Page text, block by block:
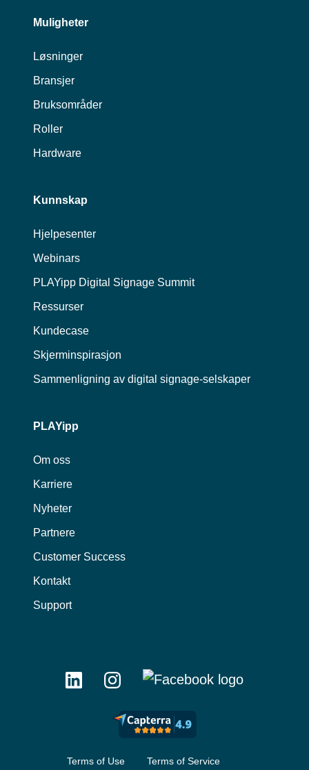
Muligheter
Løsninger
Bransjer
Bruksområder
Roller
Hardware
Kunnskap
Hjelpesenter
Webinars
PLAYipp Digital Signage Summit
Ressurser
Kundecase
Skjerminspirasjon
Sammenligning av digital signage-selskaper
PLAYipp
Om oss
Karriere
Nyheter
Partnere
Customer Success
Kontakt
Support
Terms of Use Terms of Service